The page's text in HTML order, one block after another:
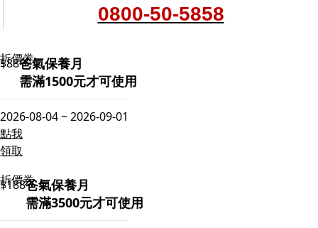
0800-50-5858
折價券
$88爸氣保養月
需滿1500元才可使用
2026-08-04 ~ 2026-09-01
點我
領取
折價券
$188爸氣保養月
需滿3500元才可使用